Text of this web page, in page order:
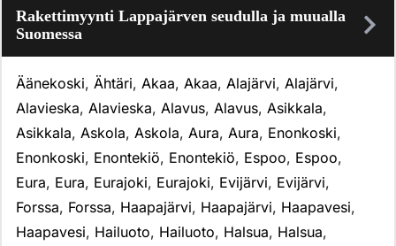
Rakettimyynti Lappajärven seudulla ja muualla
Suomessa
Äänekoski, Ähtäri, Akaa, Akaa, Alajärvi, Alajärvi,
Alavieska, Alavieska, Alavus, Alavus, Asikkala,
Asikkala, Askola, Askola, Aura, Aura, Enonkoski,
Enonkoski, Enontekiö, Enontekiö, Espoo, Espoo,
Eura, Eura, Eurajoki, Eurajoki, Evijärvi, Evijärvi,
Forssa, Forssa, Haapajärvi, Haapajärvi, Haapavesi,
Haapavesi, Hailuoto, Hailuoto, Halsua, Halsua,